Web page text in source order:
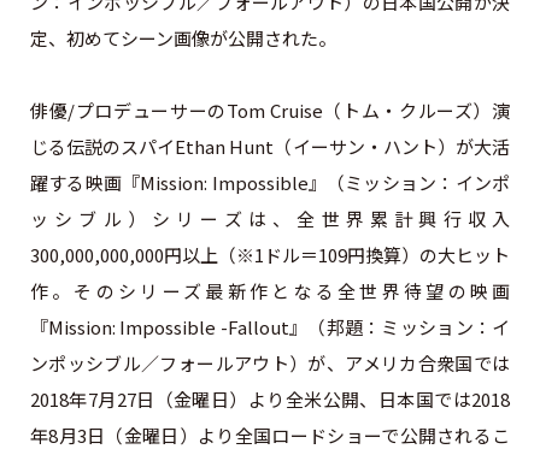
定、初めてシーン画像が公開された。
俳優/プロデューサーのTom Cruise（トム・クルーズ）演
じる伝説のスパイEthan Hunt（イーサン・ハント）が大活
躍する映画『Mission: Impossible』（ミッション：インポ
ッシブル）シリーズは、全世界累計興行収入
300,000,000,000円以上（※1ドル＝109円換算）の大ヒット
作。そのシリーズ最新作となる全世界待望の映画
『Mission: Impossible -Fallout』（邦題：ミッション：イ
ンポッシブル／フォールアウト）が、アメリカ合衆国では
2018年7月27日（金曜日）より全米公開、日本国では2018
年8月3日（金曜日）より全国ロードショーで公開されるこ